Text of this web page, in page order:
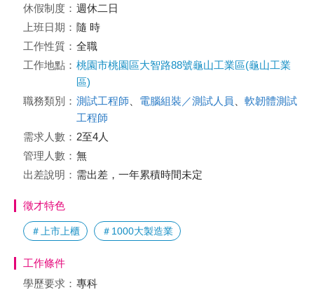
休假制度： 週休二日
上班日期： 隨 時
工作性質： 全職
工作地點： 桃園市桃園區大智路88號龜山工業區(龜山工業
區)
職務類別： 測試工程師 電腦組裝／測試人員
軟韌體測試
工程師
需求人數： 2至4人
管理人數： 無
出差說明： 需出差，一年累積時間未定
徵才特色
＃上市上櫃 ＃1000大製造業
工作條件
學歷要求： 專科